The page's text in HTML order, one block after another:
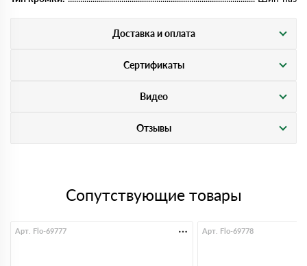
Доставка и оплата
Сертификаты
Видео
Отзывы
Сопутствующие товары
Арт. Flo-69777 Арт. Flo-69778